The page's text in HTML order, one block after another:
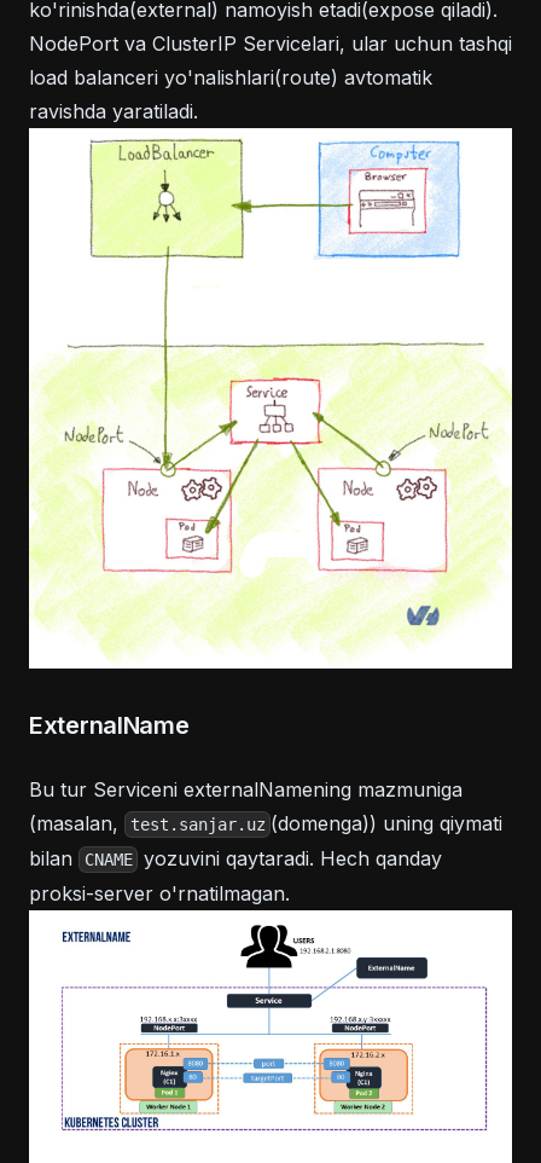
ko'rinishda(external) namoyish etadi(expose qiladi).
NodePort va ClusterIP Servicelari, ular uchun tashqi
load balanceri yo'nalishlari(route) avtomatik
ravishda yaratiladi.
ExternalName
Bu tur Serviceni externalNamening mazmuniga
(masalan,
test.sanjar.uz (domenga)) uning qiymati
bilan
CNAME yozuvini qaytaradi. Hech qanday
proksi-server o'rnatilmagan.